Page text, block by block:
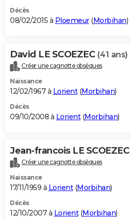
Décès
08/02/2015 à Ploemeur(Morbihan)
David LE SCOEZEC (41 ans)
Créer une cagnotte obsèques
Naissance
12/02/1967 à Lorient(Morbihan)
Décès
09/10/2008 à Lorient(Morbihan)
Jean-francois LE SCOEZEC
Créer une cagnotte obsèques
Naissance
17/11/1959 à Lorient(Morbihan)
Décès
12/10/2007 à Lorient(Morbihan)